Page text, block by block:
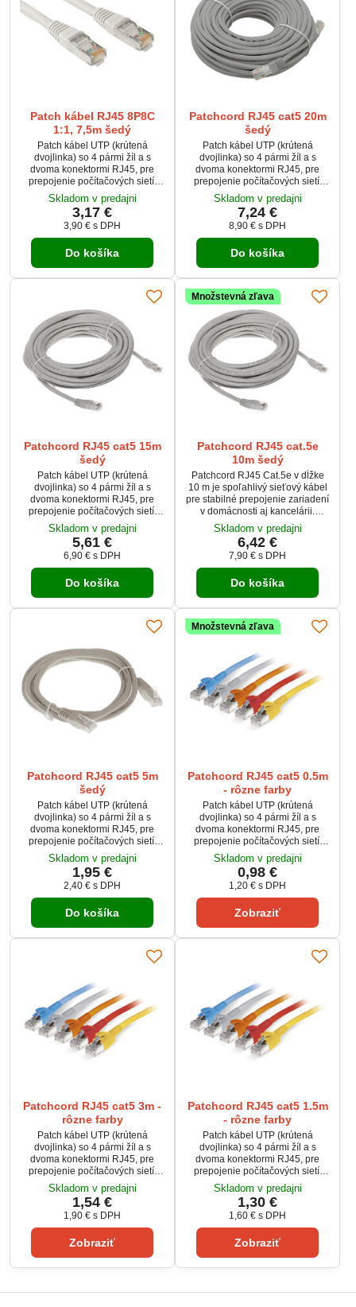
Patch kábel RJ45 8P8C
1:1, 7,5m šedý
Patch kábel UTP (krútená
dvojlinka) so 4 pármi žíl a s
dvoma konektormi RJ45, pre
prepojenie počítačových sietí.
Používa sa napríklad pre
spojenie PC so switchom alebo
routrom. Dĺžka kábla je 7,5 metra.
Ethernetový kábel je vo
vyhotovený ako nekrížený, tzn.
farby žíl sú rovnaké na oboch
Skladom v predajni
3,17 €
3,90 € s DPH
Do košíka
Patchcord RJ45 cat5 20m
šedý
Patch kábel UTP (krútená
dvojlinka) so 4 pármi žíl a s
dvoma konektormi RJ45, pre
prepojenie počítačových sietí.
Používa sa napríklad pre
spojenie PC so switchom alebo
routrom. Dĺžka kábla je 20
metrov. Ethernetový kábel je vo
vyhotovený ako nekrížený, tzn.
farby žíl sú rovnaké na oboch
Skladom v predajni
7,24 €
8,90 € s DPH
Do košíka
Patchcord RJ45 cat5 15m
šedý
Patch kábel UTP (krútená
dvojlinka) so 4 pármi žíl a s
dvoma konektormi RJ45, pre
prepojenie počítačových sietí.
Používa sa napríklad pre
spojenie PC so switchom alebo
routrom. Dĺžka kábla je 15
metrov. Ethernetový kábel je vo
vyhotovený ako nekrížený, tzn.
farby žíl sú rovnaké na oboch
Skladom v predajni
5,61 €
6,90 € s DPH
Do košíka
Množstevná zľava
Patchcord RJ45 cat.5e
10m šedý
Patchcord RJ45 Cat.5e v dĺžke
10 m je spoľahlivý sieťový kábel
pre stabilné prepojenie zariadení
v domácnosti aj kancelárii.
Nekrížené vyhotovenie 1:1
zaručuje okamžitú kompatibilitu
bez nastavovania. Konektory
RJ45 (8P8C) zabezpečujú pevné
spojenie a istotu prenosu. Šedá
farba pôsobí nenápadne a ľahko
zapadne do každého priestoru.
Skladom v predajni
6,42 €
7,90 € s DPH
Do košíka
Patchcord RJ45 cat5 5m
šedý
Patch kábel UTP (krútená
dvojlinka) so 4 pármi žíl a s
dvoma konektormi RJ45, pre
prepojenie počítačových sietí.
Používa sa napríklad pre
spojenie PC so switchom alebo
routrom. Dĺžka kábla je 5 metra.
Ethernetový kábel je vo
vyhotovený ako nekrížený, tzn.
farby žíl sú rovnaké na oboch
Skladom v predajni
1,95 €
2,40 € s DPH
Do košíka
Množstevná zľava
Patchcord RJ45 cat5 0.5m
- rôzne farby
Patch kábel UTP (krútená
dvojlinka) so 4 pármi žíl a s
dvoma konektormi RJ45, pre
prepojenie počítačových sietí.
Používa sa napríklad pre
spojenie PC so switchom alebo
routrom. Dĺžka kábla je 0,5 metra.
Ethernetový kábel je vo
vyhotovený ako nekrížený, tzn.
farby žíl sú rovnaké na oboch
Skladom v predajni
0,98 €
1,20 € s DPH
Zobraziť
Patchcord RJ45 cat5 3m -
rôzne farby
Patch kábel UTP (krútená
dvojlinka) so 4 pármi žíl a s
dvoma konektormi RJ45, pre
prepojenie počítačových sietí.
Používa sa napríklad pre
spojenie PC so switchom alebo
routrom. Dĺžka kábla je 0,5 metra.
Ethernetový kábel je vo
vyhotovený ako nekrížený, tzn.
farby žíl sú rovnaké na oboch
Skladom v predajni
1,54 €
1,90 € s DPH
Zobraziť
Patchcord RJ45 cat5 1.5m
- rôzne farby
Patch kábel UTP (krútená
dvojlinka) so 4 pármi žíl a s
dvoma konektormi RJ45, pre
prepojenie počítačových sietí.
Používa sa napríklad pre
spojenie PC so switchom alebo
routrom. Dĺžka kábla je 1,5 metra.
Ethernetový kábel je vo
vyhotovený ako nekrížený, tzn.
farby žíl sú rovnaké na oboch
Skladom v predajni
1,30 €
1,60 € s DPH
Zobraziť